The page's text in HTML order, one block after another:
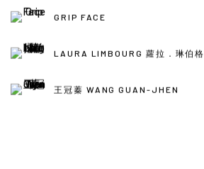
GRIP FACE
LAURA LIMBOURG 蘿拉．琳伯格
王冠蓁 WANG GUAN-JHEN